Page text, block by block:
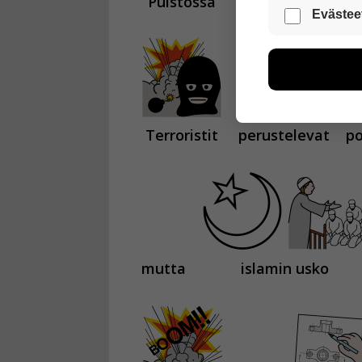
Terroristit perustelevat
mutta islamin usko
Nämä
voimme
esimerkiksi
kuitenkaan
Voit valita,